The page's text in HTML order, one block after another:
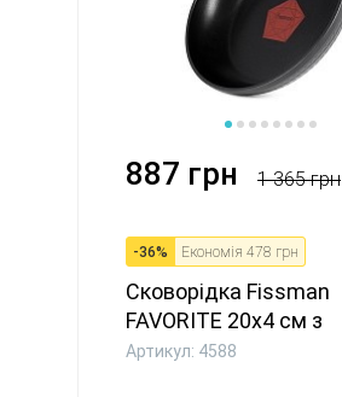
887 грн 1 365 грн
-36% Економія 478 грн
Сковорідка Fissman
FAVORITE 20x4 см з
індукційним ...
Артикул: 4588